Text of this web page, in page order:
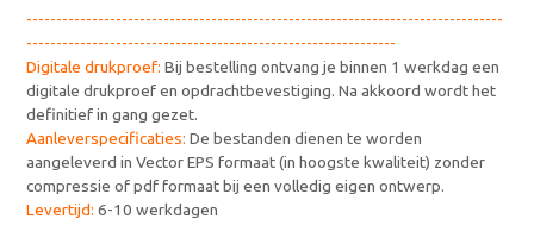
--------------------------------------------------------------------------------
--------------------------------------------------------------
Digitale drukproef:Bij bestelling ontvang je binnen 1 werkdag een
digitale drukproef en opdrachtbevestiging. Na akkoord wordt het
definitief in gang gezet.
Aanleverspecificaties:De bestanden dienen te worden
aangeleverd in Vector EPS formaat (in hoogste kwaliteit) zonder
compressie of pdf formaat bij een volledig eigen ontwerp.
Levertijd:6-10 werkdagen